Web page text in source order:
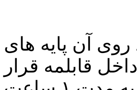
روی آن پایه های
قابلمه قرار